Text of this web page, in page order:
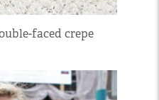
faced crepe